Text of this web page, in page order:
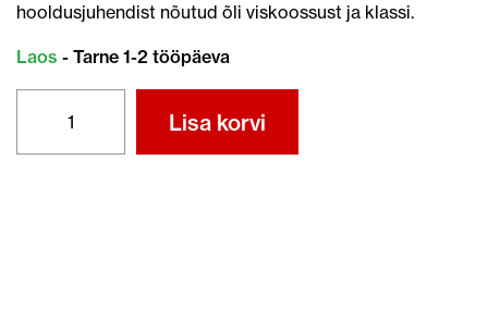
hooldusjuhendist nõutud õli viskoossust ja klassi.
Laos - Tarne 1-2 tööpäeva
MARINE
Lisa korvi